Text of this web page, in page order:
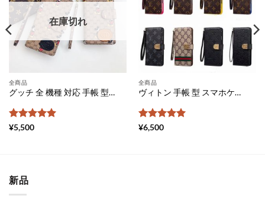
在庫切れ
全商品
グッチ 全 機種 対応 手帳 型 スマホケース gucci ミッキー エクスペリア 携帯 カバー 人気 galaxy s20 ケース ディズニー かわいい アイフォンケース11pro 手帳 ぺア android スマホケースおすすめ
5段階中
¥5,500
全商品
ヴィトン 手帳 型 スマホケース 全 機種 対応 xperia ケース おしゃれ ギャラクシーケース かわいい アンドロイド スマホケース gucci コピー エクスペリア 携帯 カバー aquos センス 3 iphone ケース 手帳 メンズ 激安
5段階中
¥6,500
新品